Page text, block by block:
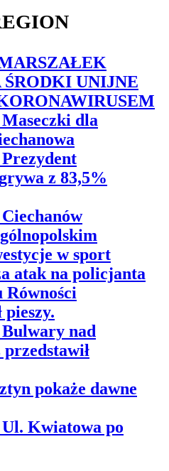
UNIJNE
dla
z 83,5%
w sport
atak na policjanta
Równości
nad
pokaże dawne
Kwiatowa po